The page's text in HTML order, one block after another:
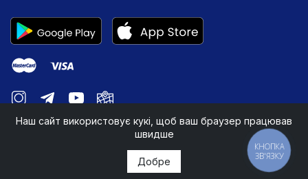
Наш сайт використовує кукі, щоб ваш браузер працював
швидше
Добре
КНОПКА
ЗВ'ЯЗКУ